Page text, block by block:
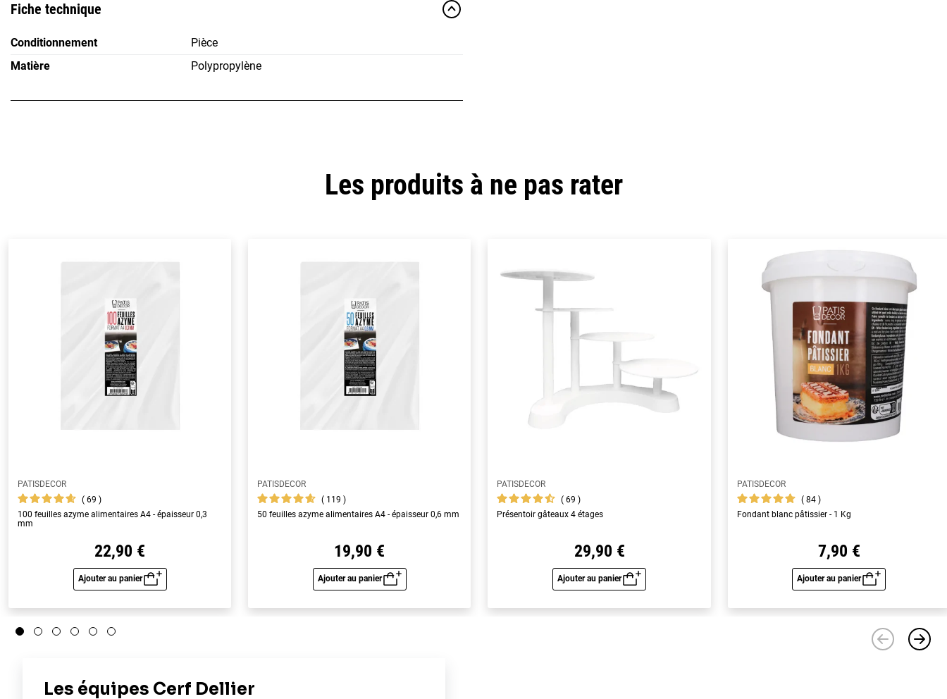
Fiche technique
Conditionnement
Pièce
Matière
Polypropylène
Les produits à ne pas rater
PATISDECOR
69
100 feuilles azyme alimentaires A4 - épaisseur 0,3
mm
22,90 €
Ajouter au panier
Aperçu rapide
PATISDECOR
119
50 feuilles azyme alimentaires A4 - épaisseur 0,6 mm
19,90 €
Ajouter au panier
Aperçu rapide
PATISDECOR
69
Présentoir gâteaux 4 étages
29,90 €
Ajouter au panier
Aperçu rapide
PATISDECOR
84
Fondant blanc pâtissier - 1 Kg
7,90 €
Ajouter au panier
Aperçu rapide